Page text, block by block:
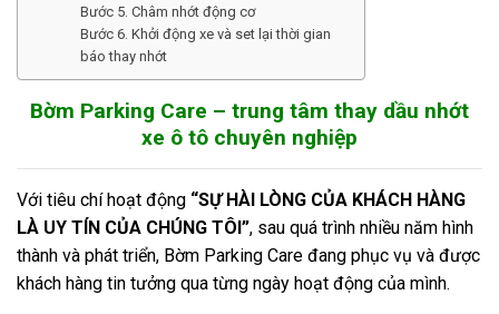
Bước 5. Châm nhớt động cơ
Bước 6. Khởi động xe và set lại thời gian
báo thay nhớt
Bờm Parking Care – trung tâm thay dầu nhớt
xe ô tô chuyên nghiệp
Với tiêu chí hoạt động “SỰ HÀI LÒNG CỦA KHÁCH HÀNG
LÀ UY TÍN CỦA CHÚNG TÔI”, sau quá trình nhiều năm hình
thành và phát triển, Bờm Parking Care đang phục vụ và được
khách hàng tin tưởng qua từng ngày hoạt động của mình.